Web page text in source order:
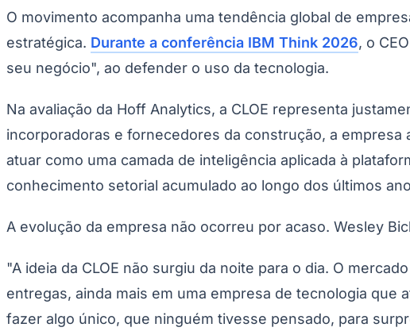
Brasileirão Série B
Paulistão
Copa do Brasil
Libertadores
Sul-Americana
Copa América
Premier League
La Liga
Bundesliga
Times - Ir direto
O movimento acompanha uma tendência global de
estratégica. Durante a conferência IBM Think 2026, o
seu negócio", ao defender o uso da tecnologia.
Na avaliação da Hoff Analytics, a CLOE representa
incorporadoras e fornecedores da construção, a
atuar como uma camada de inteligência aplicada à
conhecimento setorial acumulado ao longo dos últimos
A evolução da empresa não ocorreu por acaso. Wesley
"A ideia da CLOE não surgiu da noite para o dia. O
entregas, ainda mais em uma empresa de tecnologia
fazer algo único, que ninguém tivesse pensado, para